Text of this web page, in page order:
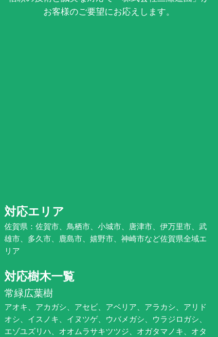
お客様のご要望にお応えします。
対応エリア
佐賀県：佐賀市、鳥栖市、小城市、唐津市、伊万里市、武
雄市、多久市、鹿島市、嬉野市、神崎市など佐賀県全域エ
リア
対応樹木一覧
常緑広葉樹
アオキ、アカガシ、アセビ、アベリア、アラカシ、アリド
オシ、イスノキ、イヌツゲ、ウバメガシ、ウラジロガシ、
エゾユズリハ、オオムラサキツツジ、オガタマノキ、オタ